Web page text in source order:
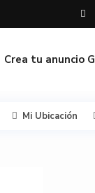
Crea tu anuncio
Mi Ubicación